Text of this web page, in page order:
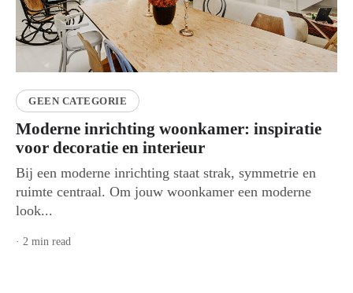
GEEN CATEGORIE
Moderne inrichting woonkamer: inspiratie
voor decoratie en interieur
Bij een moderne inrichting staat strak, symmetrie en
ruimte centraal. Om jouw woonkamer een moderne
look...
· 2 min read